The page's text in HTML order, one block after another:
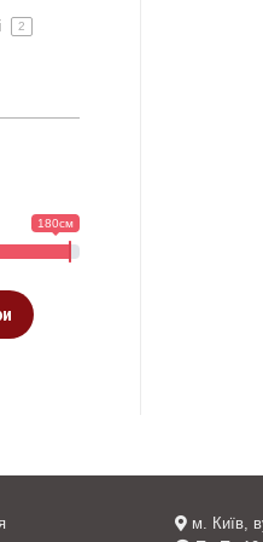
2
180см
м. Київ,